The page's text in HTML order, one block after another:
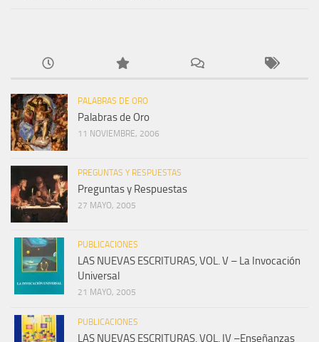
PALABRAS DE ORO
Palabras de Oro
11 NOVIEMBRE, 2006
PREGUNTAS Y RESPUESTAS
Preguntas y Respuestas
27 MAYO, 2005
PUBLICACIONES
LAS NUEVAS ESCRITURAS, VOL. V – La Invocación
Universal
21 MAYO, 2005
PUBLICACIONES
LAS NUEVAS ESCRITURAS, VOL. IV –Enseñanzas